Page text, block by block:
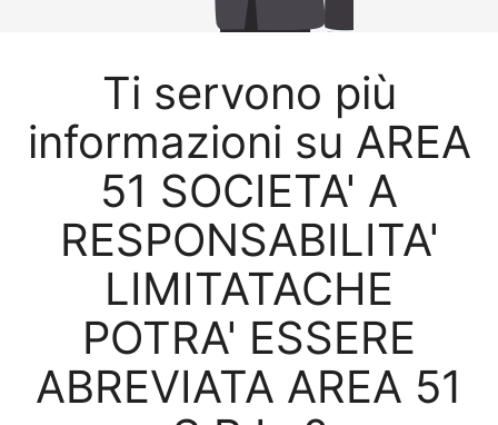
Ti servono più
informazioni su AREA
51 SOCIETA' A
RESPONSABILITA'
LIMITATACHE
POTRA' ESSERE
ABREVIATA AREA 51